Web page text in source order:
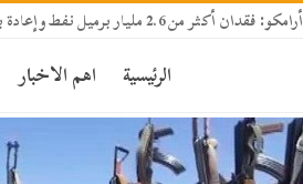
أرامكو: فقدان أكثر من 2.6 مليار برميل نفط وإعادة بناء المخزونات تحتاج 18 شهرا
الرئيسية اهم الاخبار